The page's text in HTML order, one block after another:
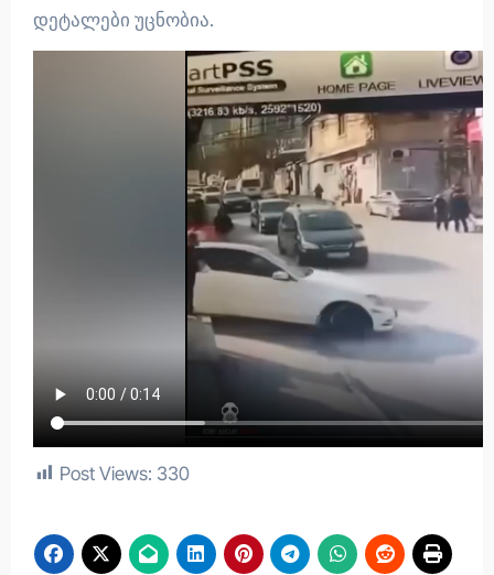
დეტალები უცნობია.
Post Views: 330